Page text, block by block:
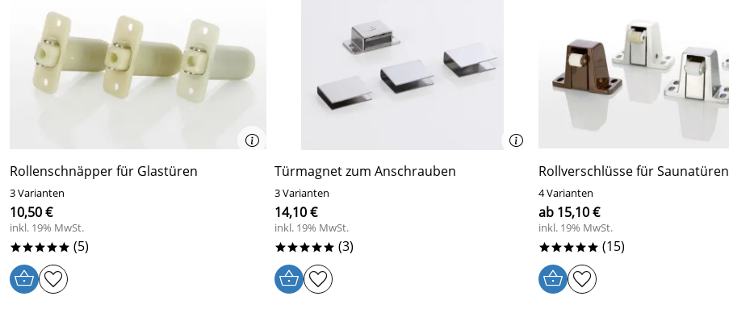
Rollenschnäpper für Glastüren
3 Varianten
10,50 €
inkl. 19% MwSt.
***** (5)
Türmagnet zum Anschrauben
3 Varianten
14,10 €
inkl. 19% MwSt.
***** (3)
Rollverschlüsse für Saunatüren
4 Varianten
ab 15,10 €
inkl. 19% MwSt.
***** (15)